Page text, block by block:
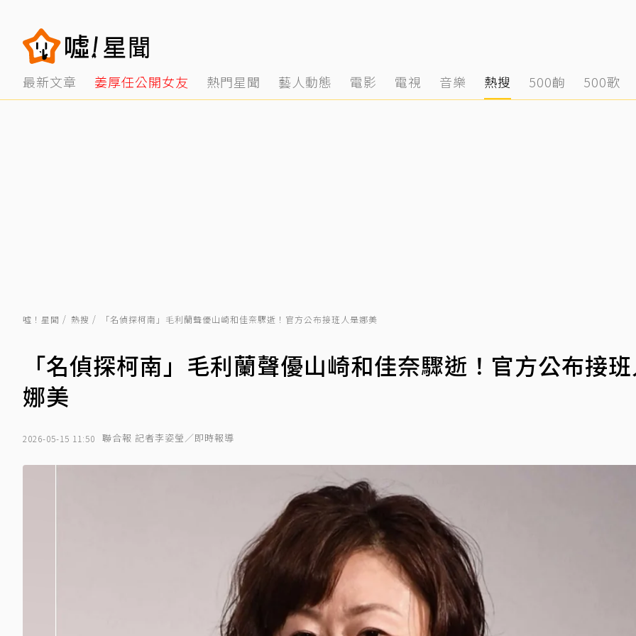
最新文章 姜厚任公開女友 熱門星聞 藝人動態 電影 電視 音樂 熱搜 500齣 500歌
噓！星聞 熱搜 「名偵探柯南」毛利蘭聲優山崎和佳奈驟逝！官方公布接班人是娜美
「名偵探柯南」毛利蘭聲優山崎和佳奈驟逝！官方公布接
娜美
2026-05-15 11:50 聯合報 記者李姿瑩／即時報導